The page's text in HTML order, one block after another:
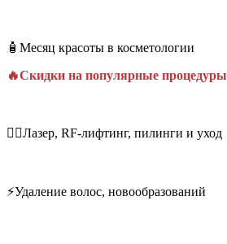
🧴Месяц красоты в косметологии
🔥Скидки на популярные процедуры
💆‍♀️Лазер, RF-лифтинг, пилинги и уход
⚡Удаление волос, новообразований